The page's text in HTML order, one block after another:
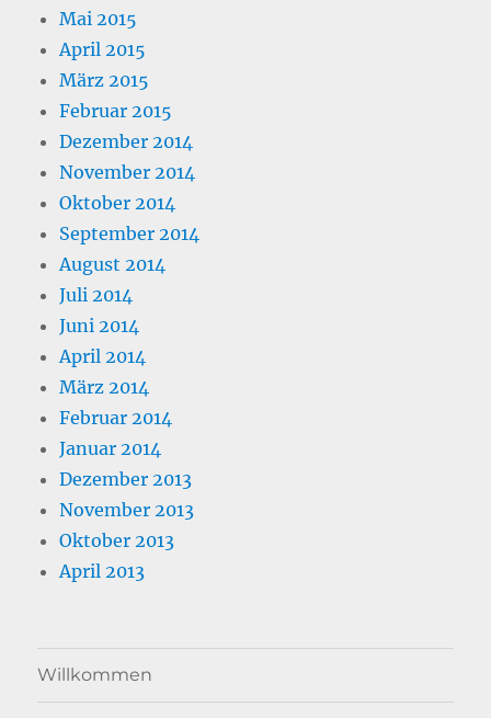
Mai 2015
April 2015
März 2015
Februar 2015
Dezember 2014
November 2014
Oktober 2014
September 2014
August 2014
Juli 2014
Juni 2014
April 2014
März 2014
Februar 2014
Januar 2014
Dezember 2013
November 2013
Oktober 2013
April 2013
Willkommen